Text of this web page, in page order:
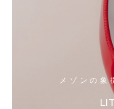
メゾンの象